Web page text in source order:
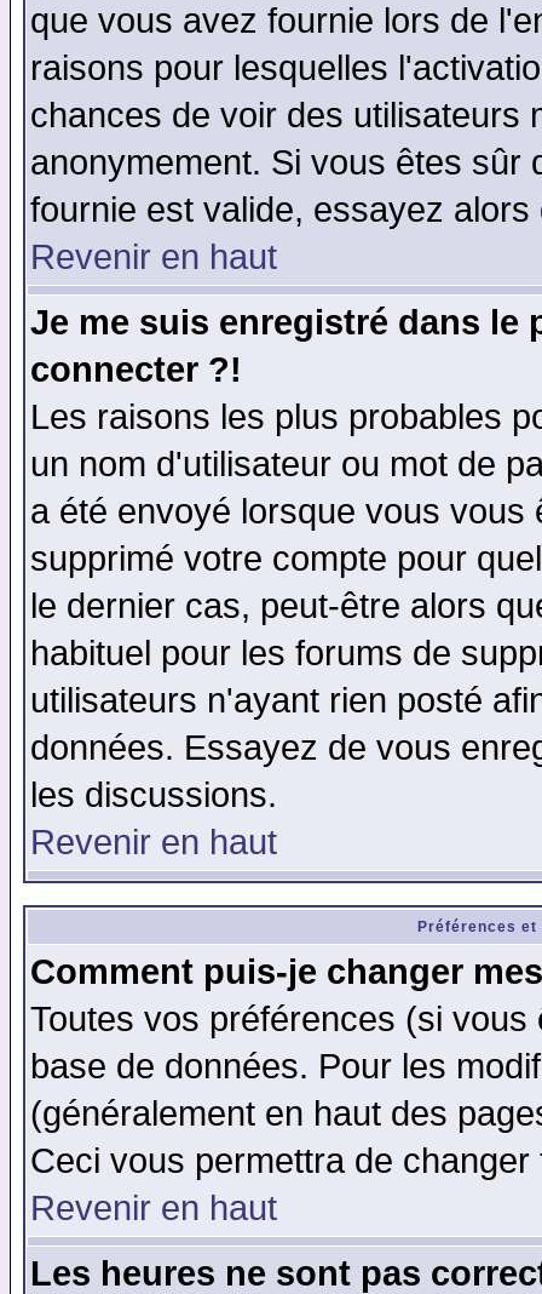
que vous avez fournie lors de
raisons pour lesquelles
chances de voir des utilisateurs
anonymement. Si vous êtes sûr
fournie est valide, essayez
Revenir en haut
Je me suis enregistré dans le
connecter ?!
Les raisons les plus probables
un nom d'utilisateur ou mot de
a été envoyé lorsque vous
supprimé votre compte pour
le dernier cas, peut-être alors
habituel pour les forums de
utilisateurs n'ayant rien posté
données. Essayez de vous
les discussions.
Revenir en haut
Préférences
Comment puis-je changer
Toutes vos préférences (si
base de données. Pour les
(généralement en haut des
Ceci vous permettra de
Revenir en haut
Les heures ne sont pas